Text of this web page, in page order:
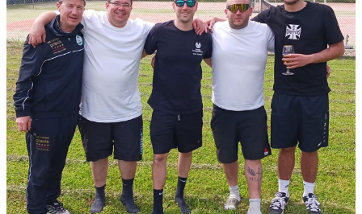
gegen
TC
RW
Aglasterhausen
2